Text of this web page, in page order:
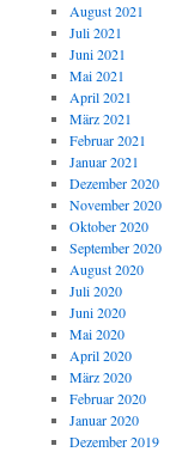
August 2021
Juli 2021
Juni 2021
Mai 2021
April 2021
März 2021
Februar 2021
Januar 2021
Dezember 2020
November 2020
Oktober 2020
September 2020
August 2020
Juli 2020
Juni 2020
Mai 2020
April 2020
März 2020
Februar 2020
Januar 2020
Dezember 2019